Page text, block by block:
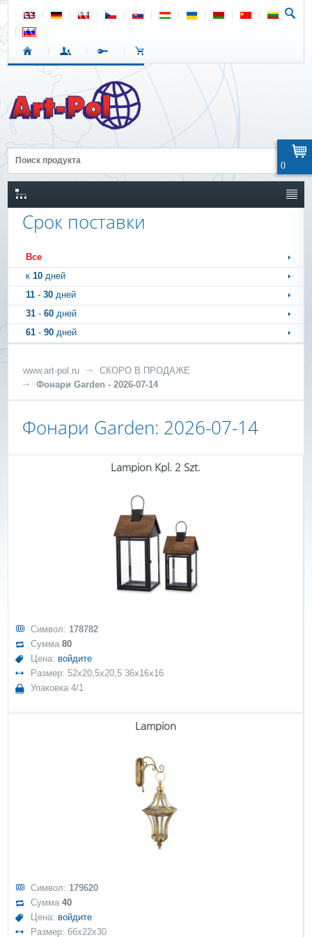
Срок поставки
Все
к10дней
11 -30 дней
31 -60 дней
61 -90 дней
www.art-pol.ru
СКОРО В ПРОДАЖЕ
Фонари Garden - 2026-07-14
Фонари Garden: 2026-07-14
Lampion Kpl. 2 Szt.
Символ: 178782
Сумма80
Цена: войдите
Размер: 52x20,5x20,5 36x16x16
Упаковка 4/1
Lampion
Символ: 179620
Сумма40
Цена: войдите
Размер: 66x22x30
0